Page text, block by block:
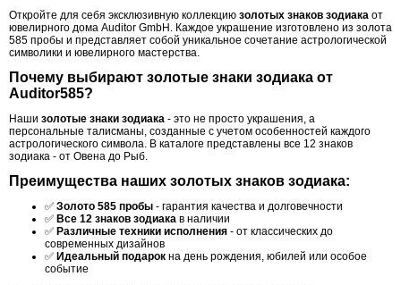
Откройте для себя эксклюзивную коллекцию золотых знаков зодиака от
ювелирного дома Auditor GmbH. Каждое украшение изготовлено из золота
585 пробы и представляет собой уникальное сочетание астрологической
символики и ювелирного мастерства.
Почему выбирают золотые знаки зодиака от
Auditor585?
Наши золотые знаки зодиака - это не просто украшения, а
персональные талисманы, созданные с учетом особенностей каждого
астрологического символа. В каталоге представлены все 12 знаков
зодиака - от Овена до Рыб.
Преимущества наших золотых знаков зодиака:
✅ Золото 585 пробы - гарантия качества и долговечности
✅ Все 12 знаков зодиака в наличии
✅ Различные техники исполнения - от классических до
современных дизайнов
✅ Идеальный подарок на день рождения, юбилей или особое
событие